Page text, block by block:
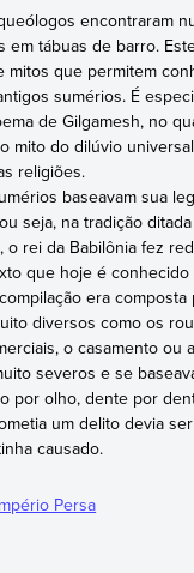
encontraram
em tábuas de barro.
mitos que permitem
sumérios. É
de Gilgamesh, no
mito do dilúvio
religiões.
baseavam sua
seja, na tradição
o rei da Babilônia fez
que hoje é
era
diversos como os
o casamento ou
severos e se
por olho, dente por
um delito devia
causado.
Persa